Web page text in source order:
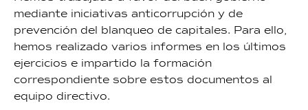
mediante iniciativas anticorrupción y de
prevención del blanqueo de capitales. Para ello,
hemos realizado varios informes en los últimos
ejercicios e impartido la formación
correspondiente sobre estos documentos al
equipo directivo.